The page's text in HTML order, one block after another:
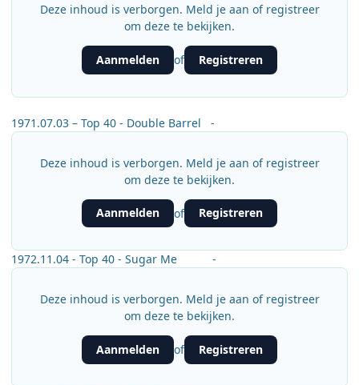
Deze inhoud is verborgen. Meld je aan of registreer
om deze te bekijken.
Aanmelden of Registreren
1971.07.03 – Top 40 - Double Barrel -
Deze inhoud is verborgen. Meld je aan of registreer
om deze te bekijken.
Aanmelden of Registreren
1972.11.04 - Top 40 - Sugar Me -
Deze inhoud is verborgen. Meld je aan of registreer
om deze te bekijken.
Aanmelden of Registreren